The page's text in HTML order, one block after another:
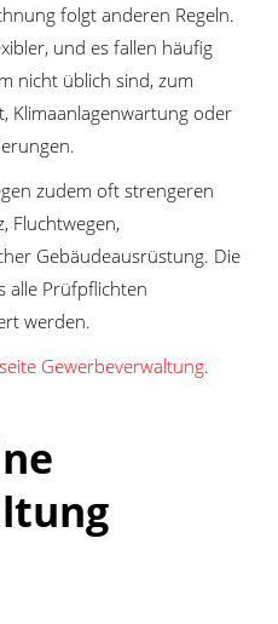
folgt anderen Regeln.
und es fallen häufig
nicht üblich sind, zum
Klimaanlagenwartung oder
zudem oft strengeren
Fluchtwegen,
Gebäudeausrüstung. Die
alle Prüfpflichten
werden.
Gewerbeverwaltung.